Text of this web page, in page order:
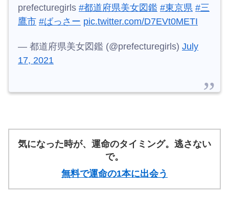
prefecturegirls #都道府県美女図鑑 #東京県 #三
鷹市 #ばっさー pic.twitter.com/D7EVt0METI
— 都道府県美女図鑑 (@prefecturegirls) July
17, 2021
気になった時が、運命のタイミング。逃さない
で。
無料で運命の1本に出会う